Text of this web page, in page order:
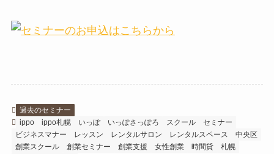
過去のセミナー
ippo
ippo札幌 いっぽ いっぽさっぽろ スクール
セミナー
ビジネスマナー
レッスン レンタルサロン レンタルスペース
中央区
創業スクール
創業セミナー 創業支援 女性創業 時間貸
札幌